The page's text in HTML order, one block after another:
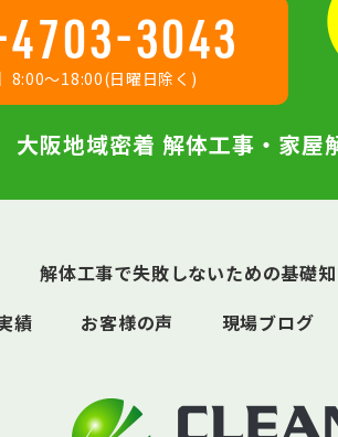
3043
8:00〜18:00(日曜日除く)
大阪地域密着 解体工事・家屋
解体工事で失敗しないための基礎
績 お客様の声 現場ブログ